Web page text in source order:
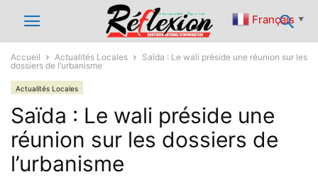
Accueil Actualités Locales
Saïda : Le wali préside une réunion sur les
dossiers de l’urbanisme
Actualités Locales
Saïda : Le wali préside une
réunion sur les dossiers de
l’urbanisme
Français ▼